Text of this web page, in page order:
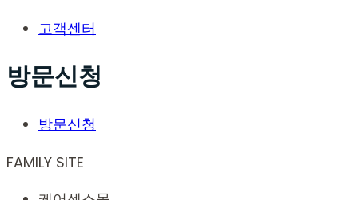
고객센터
방문신청
방문신청
FAMILY SITE